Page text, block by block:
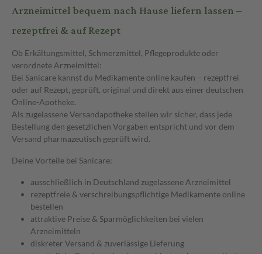
Arzneimittel bequem nach Hause liefern lassen –
rezeptfrei & auf Rezept
Ob Erkältungsmittel, Schmerzmittel, Pflegeprodukte oder
verordnete Arzneimittel:
Bei Sanicare kannst du Medikamente online kaufen – rezeptfrei
oder auf Rezept, geprüft, original und direkt aus einer deutschen
Online-Apotheke.
Als zugelassene Versandapotheke stellen wir sicher, dass jede
Bestellung den gesetzlichen Vorgaben entspricht und vor dem
Versand pharmazeutisch geprüft wird.
Deine Vorteile bei Sanicare:
ausschließlich in Deutschland zugelassene Arzneimittel
rezeptfreie & verschreibungspflichtige Medikamente online
bestellen
attraktive Preise & Sparmöglichkeiten bei vielen
Arzneimitteln
diskreter Versand & zuverlässige Lieferung